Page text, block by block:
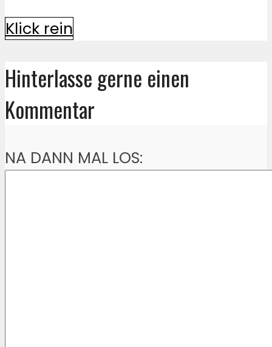
Klick rein
Hinterlasse gerne einen
Kommentar
NA DANN MAL LOS: